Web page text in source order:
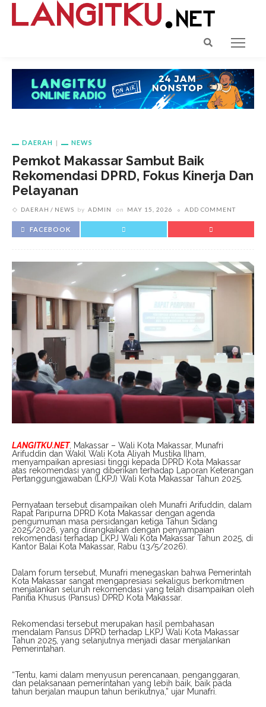
DAERAH NEWS
Pemkot Makassar Sambut Baik
Rekomendasi DPRD, Fokus Kinerja Dan
Pelayanan
DAERAH NEWS by ADMIN on MAY 15, 2026 ADD COMMENT
FACEBOOK
LANGITKU.NET, Makassar – Wali Kota Makassar, Munafri
Arifuddin dan Wakil Wali Kota Aliyah Mustika Ilham,
menyampaikan apresiasi tinggi kepada DPRD Kota Makassar
atas rekomendasi yang diberikan terhadap Laporan Keterangan
Pertanggungjawaban (LKPJ) Wali Kota Makassar Tahun 2025.
Pernyataan tersebut disampaikan oleh Munafri Arifuddin, dalam
Rapat Paripurna DPRD Kota Makassar dengan agenda
pengumuman masa persidangan ketiga Tahun Sidang
2025/2026, yang dirangkaikan dengan penyampaian
rekomendasi terhadap LKPJ Wali Kota Makassar Tahun 2025, di
Kantor Balai Kota Makassar, Rabu (13/5/2026).
Dalam forum tersebut, Munafri menegaskan bahwa Pemerintah
Kota Makassar sangat mengapresiasi sekaligus berkomitmen
menjalankan seluruh rekomendasi yang telah disampaikan oleh
Panitia Khusus (Pansus) DPRD Kota Makassar.
Rekomendasi tersebut merupakan hasil pembahasan
mendalam Pansus DPRD terhadap LKPJ Wali Kota Makassar
Tahun 2025, yang selanjutnya menjadi dasar menjalankan
Pemerintahan.
“Tentu, kami dalam menyusun perencanaan, penganggaran,
dan pelaksanaan pemerintahan yang lebih baik, baik pada
tahun berjalan maupun tahun berikutnya,” ujar Munafri.